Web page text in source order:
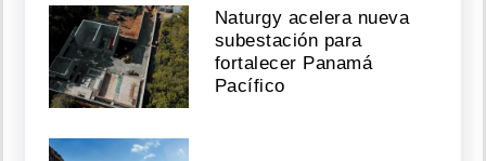
Naturgy acelera nueva
subestación para
fortalecer Panamá
Pacífico